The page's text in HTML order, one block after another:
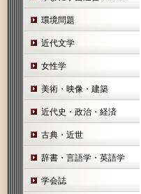
環境問題
近代文学
女性学
美術・映像・建築
近代史・政治・経済
古典・近世
辞書・言語学・英語学
学会誌